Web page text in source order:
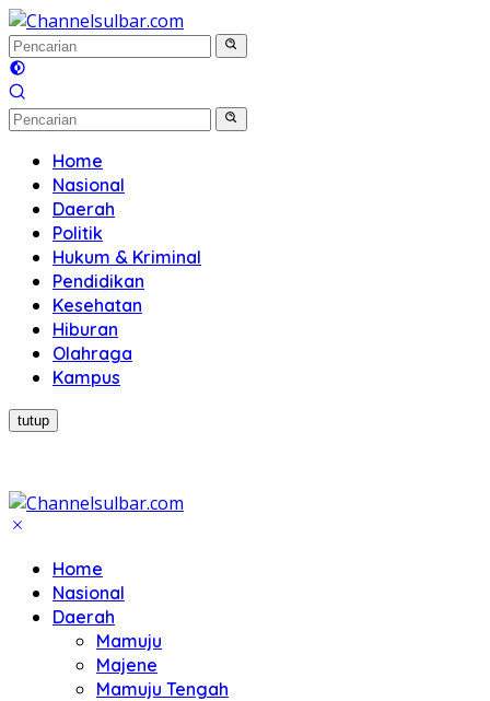
Langsung
ke
konten
Home
Nasional
Daerah
Politik
Hukum & Kriminal
Pendidikan
Kesehatan
Hiburan
Olahraga
Kampus
tutup
Home
Nasional
Daerah
Mamuju
Majene
Mamuju Tengah